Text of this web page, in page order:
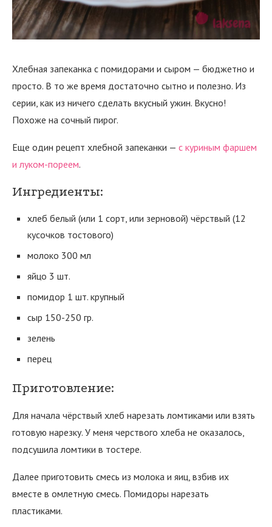
Хлебная запеканка с помидорами и сыром — бюджетно и
просто. В то же время достаточно сытно и полезно. Из
серии, как из ничего сделать вкусный ужин. Вкусно!
Похоже на сочный пирог.
Еще один рецепт хлебной запеканки — с куриным фаршем
и луком-пореем.
Ингредиенты:
хлеб белый (или 1 сорт, или зерновой) чёрствый (12
кусочков тостового)
молоко 300 мл
яйцо 3 шт.
помидор 1 шт. крупный
сыр 150-250 гр.
зелень
перец
Приготовление:
Для начала чёрствый хлеб нарезать ломтиками или взять
готовую нарезку. У меня черствого хлеба не оказалось,
подсушила ломтики в тостере.
Далее приготовить смесь из молока и яиц, взбив их
вместе в омлетную смесь. Помидоры нарезать
пластиками.